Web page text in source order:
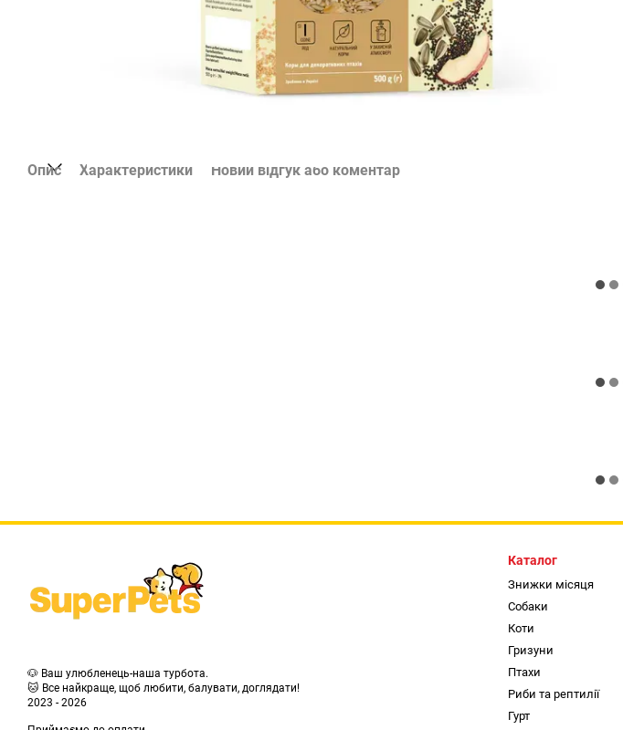
Опис Характеристики Новий відгук або коментар
🐶 Ваш улюбленець-наша турбота.
🐱 Все найкраще, щоб любити, балувати, доглядати!
2023 - 2026
Каталог
Знижки місяця
Собаки
Коти
Гризуни
Птахи
Риби та рептилії
Гурт